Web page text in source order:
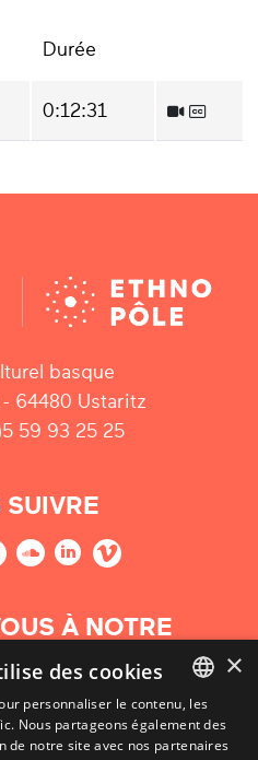
Durée
0:12:31
basque
64480 Ustaritz
59 93 25 25
SUIVRE
À NOTRE
S'abonner
BASQUE
×
des cookies
personnaliser le contenu, les
Nous partageons également des
de notre site avec nos partenaires